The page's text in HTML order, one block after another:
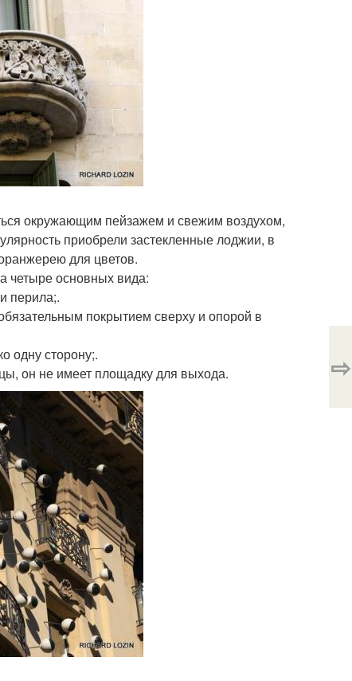
окружающим пейзажем и свежим воздухом,
приобрели застекленные лоджии, в
для цветов.
основных вида:
перила;.
покрытием сверху и опорой в
одну сторону;.
он не имеет площадку для выхода.
⇨